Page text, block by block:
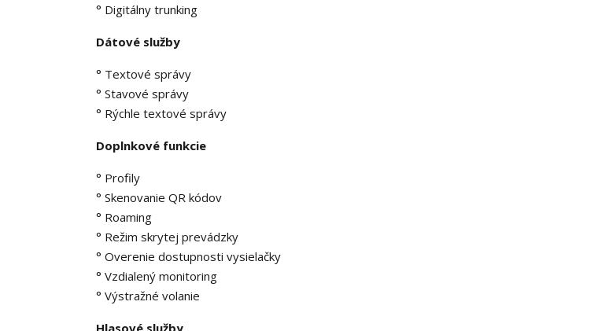
° Digitálny trunking
Dátové služby
° Textové správy
° Stavové správy
° Rýchle textové správy
Doplnkové funkcie
° Profily
° Skenovanie QR kódov
° Roaming
° Režim skrytej prevádzky
° Overenie dostupnosti vysielačky
° Vzdialený monitoring
° Výstražné volanie
Hlasové služby